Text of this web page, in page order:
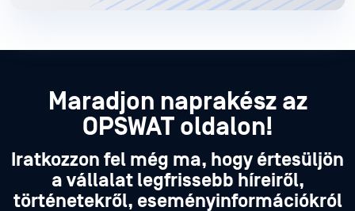
Maradjon naprakész az
OPSWAT oldalon!
Iratkozzon fel még ma, hogy értesüljön
a vállalat legfrissebb híreiről,
történetekről, eseményinformációkról